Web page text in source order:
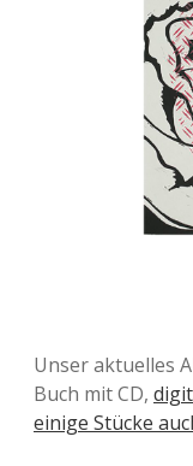
Unser aktuelles
Buch mit CD,
einige Stücke